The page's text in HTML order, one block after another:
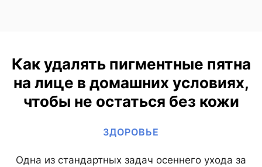
Как удалять пигментные пятна
на лице в домашних условиях,
чтобы не остаться без кожи
ЗДОРОВЬЕ
Одна из стандартных задач осеннего ухода за